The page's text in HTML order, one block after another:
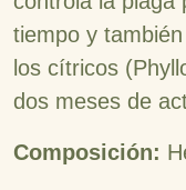
tiempo y
los cítricos
dos meses de
Composición: